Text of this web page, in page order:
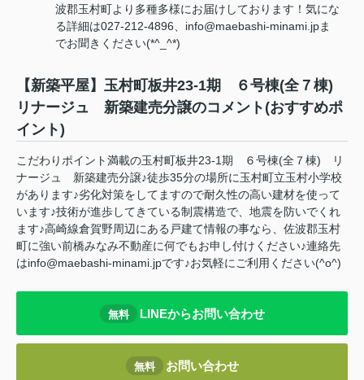
波郡玉村町より多種多様にお届けしております！気にな
る詳細は027-212-4896、info@maebashi-minami.jpま
でお聞きください(*^_^*)
【新築平屋】玉村町板井23-1期 ６号棟(全７棟)
リナージュ 新築建売分譲のコメント(おすすめポ
イント)
こだわりポイント満載の玉村町板井23-1期 ６号棟(全７棟) リ
ナージュ 新築建売分譲♪徒歩35分の場所に玉村町立玉村小学校
があります♪劣化対策をしてますので耐久性の高い建材を使って
います♪技術が進歩してきている制震構造で、地震を防いでくれ
ます♪高崎線倉賀野周辺にある戸建て情報の事なら、佐波郡玉村
町に強い前橋みなみ不動産に何でもお申し付けください♪連絡先
はinfo@maebashi-minami.jpです♪お気軽にご利用ください(^o^)
無料 LINEからお問い合わせ
無料 お問い合わせ